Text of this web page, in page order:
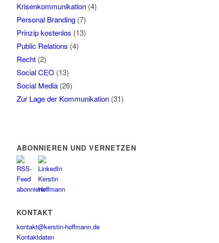
Krisenkommunikation(4)
Personal Branding(7)
Prinzip kostenlos (13)
Public Relations (4)
Recht(2)
Social CEO (13)
Social Media(26)
Zur Lage der Kommunikation(31)
ABONNIEREN UND VERNETZEN
KONTAKT
kontakt@kerstin-hoffmann.de
Kontaktdaten